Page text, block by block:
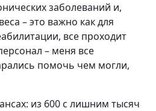
заболеваний и,
– это важно как для
все проходит
– меня все
помочь чем могли,
из 600 с лишним тысяч